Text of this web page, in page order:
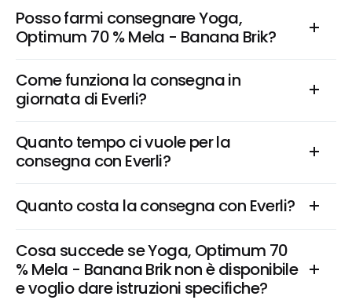
Posso farmi consegnare Yoga,
Optimum 70 % Mela - Banana Brik?
Come funziona la consegna in
giornata di Everli?
Quanto tempo ci vuole per la
consegna con Everli?
Quanto costa la consegna con Everli?
Cosa succede se Yoga, Optimum 70
% Mela - Banana Brik non è disponibile
e voglio dare istruzioni specifiche?